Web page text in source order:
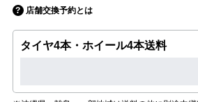
店舗交換予約とは
タイヤ4本・ホイール4本送料